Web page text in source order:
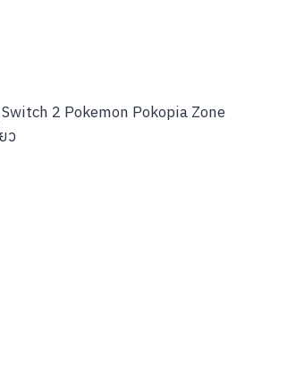
2 Pokemon Pokopia Zone
ว